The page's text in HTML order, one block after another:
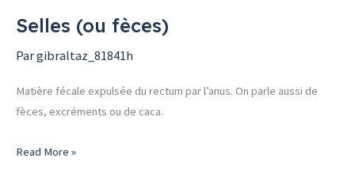
Selles (ou fèces)
Pargibraltaz_81841h
Matière fécale expulsée du rectum par l’anus. On parle aussi de
fèces, excréments ou de caca.
Selles
fèces)
Read More »